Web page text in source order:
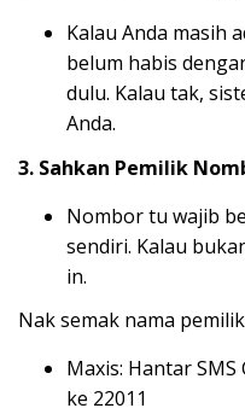
Kalau Anda masih
belum habis
dulu. Kalau tak,
Anda.
3. Sahkan Pemilik
Nombor tu wajib
sendiri. Kalau
in.
Nak semak nama
Maxis: Hantar SMS
ke 22011